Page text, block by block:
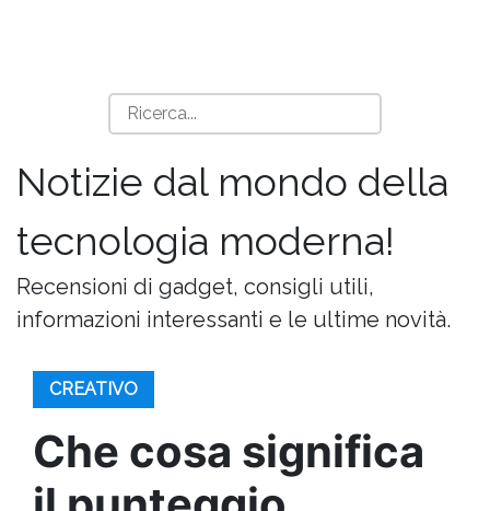
Notizie dal mondo della
tecnologia moderna!
Recensioni di gadget, consigli utili,
informazioni interessanti e le ultime novità.
CREATIVO
Che cosa significa